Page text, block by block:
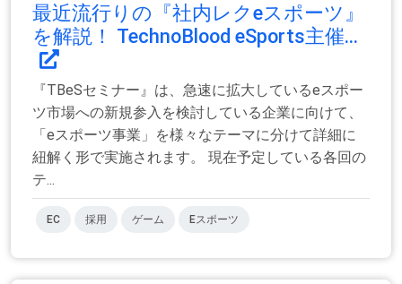
最近流行りの『社内レクeスポーツ』
を解説！ TechnoBlood eSports主催...
『TBeSセミナー』は、急速に拡大しているeスポー
ツ市場への新規参入を検討している企業に向けて、
「eスポーツ事業」を様々なテーマに分けて詳細に
紐解く形で実施されます。 現在予定している各回の
テ...
EC 採用 ゲーム Eスポーツ